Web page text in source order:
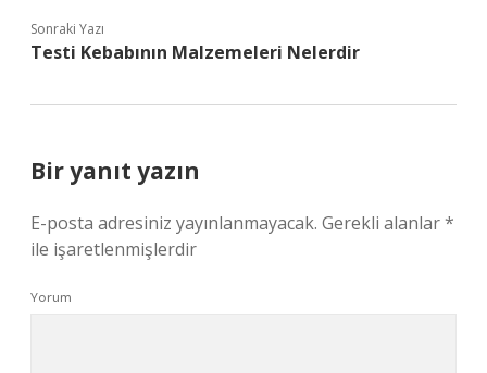
Sonraki Yazı
Testi Kebabının Malzemeleri Nelerdir
Bir yanıt yazın
E-posta adresiniz yayınlanmayacak. Gerekli alanlar*
ile işaretlenmişlerdir
Yorum